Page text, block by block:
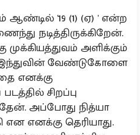
ஆண்டில் '19 (1) (ஏ) ' என்ற
நடித்திருக்கிறேன்.
முக்கியத்துவம் அளிக்கும்
இந்துவின் வேண்டுகோளை
எனக்கு
சிறப்பு
அப்போது நித்யா
எனக்கு தெரியாது.